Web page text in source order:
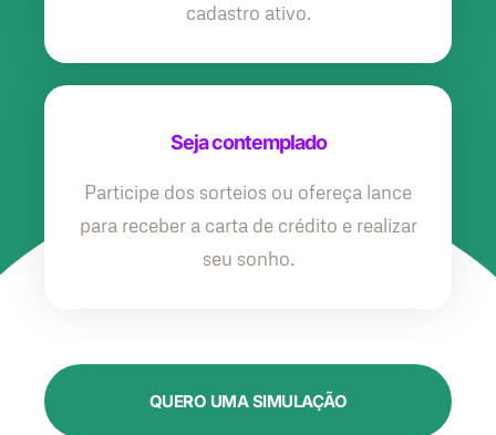
cadastro ativo.
Seja contemplado
Participe dos sorteios ou ofereça lance
para receber a carta de crédito e realizar
seu sonho.
QUERO UMA SIMULAÇÃO